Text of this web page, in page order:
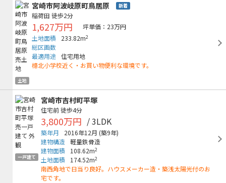
土地
宮崎市阿波岐原町鳥居原 新着
稲荷田 徒歩2分
1,627万円
坪単価：23万円
土地面積
233.82m2
総区画数
最適用途 住宅用地
檍北小学校近く・お買い物便利な環境です。
一戸建て
宮崎市吉村町平塚
住宅前徒歩4分
3,800万円 / 3LDK
築年月 2016年12月 (築9年)
建物構造 軽量鉄骨造
建物面積
108.62m2
土地面積 174.52m2
南西角地で日当り良好。ハウスメーカー造・築浅太陽光付のお
宅です。